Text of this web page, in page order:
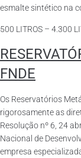
esmalte sintético na
500 LITROS – 4.300
FNDE
Os Reservatórios
rigorosamente as
Resolução nº 6, 24
Nacional de
empresa